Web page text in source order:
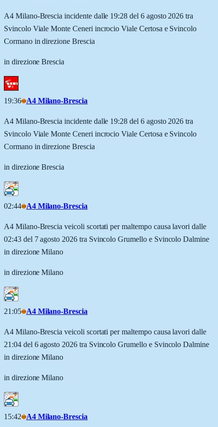
A4 Milano-Brescia incidente dalle 19:28 del 6 agosto 2026 tra
Svincolo Viale Monte Ceneri incrocio Viale Certosa e Svincolo
Cormano in direzione Brescia
in direzione Brescia
19:36 A4 Milano-Brescia
A4 Milano-Brescia incidente dalle 19:28 del 6 agosto 2026 tra
Svincolo Viale Monte Ceneri incrocio Viale Certosa e Svincolo
Cormano in direzione Brescia
in direzione Brescia
02:44 A4 Milano-Brescia
A4 Milano-Brescia veicoli scortati per maltempo causa lavori dalle
02:43 del 7 agosto 2026 tra Svincolo Grumello e Svincolo Dalmine
in direzione Milano
in direzione Milano
21:05 A4 Milano-Brescia
A4 Milano-Brescia veicoli scortati per maltempo causa lavori dalle
21:04 del 6 agosto 2026 tra Svincolo Grumello e Svincolo Dalmine
in direzione Milano
in direzione Milano
15:42 A4 Milano-Brescia